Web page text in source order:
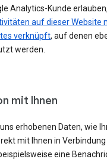
Analytics-Kunde
auf dieser Website
verknüpft, auf denen
werden.
mit Ihnen
erhobenen Daten, wie
mit Ihnen in
eine